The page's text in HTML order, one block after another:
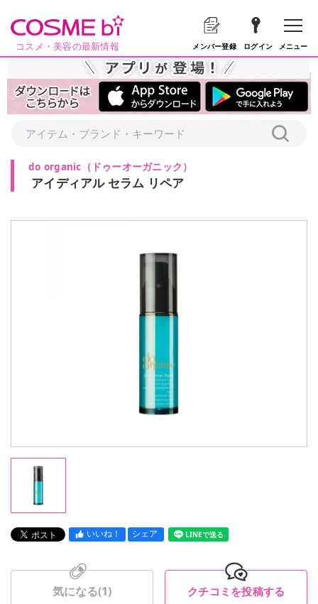
コスメ・美容の最新情報 メンバー登録 ログイン メニュー
do organic （ ドゥーオーガニック ）
アイディアル セラム リペア
いいね！ シェア LINEで送る
気になる(1) クチコミを投稿する